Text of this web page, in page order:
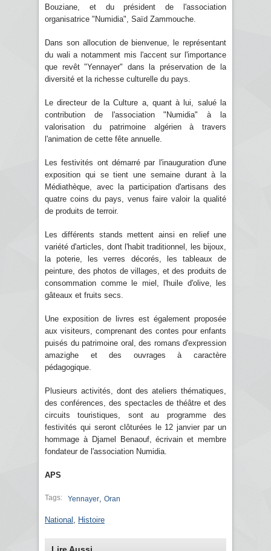
Bouziane, et du président de l'association
organisatrice "Numidia", Saïd Zammouche.
Dans son allocution de bienvenue, le représentant
du wali a notamment mis l'accent sur l'importance
que revêt "Yennayer" dans la préservation de la
diversité et la richesse culturelle du pays.
Le directeur de la Culture a, quant à lui, salué la
contribution de l'association "Numidia" à la
valorisation du patrimoine algérien à travers
l'animation de cette fête annuelle.
Les festivités ont démarré par l'inauguration d'une
exposition qui se tient une semaine durant à la
Médiathèque, avec la participation d'artisans des
quatre coins du pays, venus faire valoir la qualité
de produits de terroir.
Les différents stands mettent ainsi en relief une
variété d'articles, dont l'habit traditionnel, les bijoux,
la poterie, les verres décorés, les tableaux de
peinture, des photos de villages, et des produits de
consommation comme le miel, l'huile d'olive, les
gâteaux et fruits secs.
Une exposition de livres est également proposée
aux visiteurs, comprenant des contes pour enfants
puisés du patrimoine oral, des romans d'expression
amazighe et des ouvrages à caractère
pédagogique.
Plusieurs activités, dont des ateliers thématiques,
des conférences, des spectacles de théâtre et des
circuits touristiques, sont au programme des
festivités qui seront clôturées le 12 janvier par un
hommage à Djamel Benaouf, écrivain et membre
fondateur de l'association Numidia.
APS
Tags: Yennayer Oran
National Histoire
Lire Aussi